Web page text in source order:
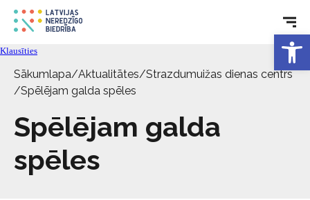
Tehniskie palīglīdzekļi
Aktualitātes
Pakalpojumi
Klausīties
Sākumlapa/Aktualitātes/Strazdumuižas dienas centrs
/Spēlējam galda spēles
Spēlējam galda
spēles